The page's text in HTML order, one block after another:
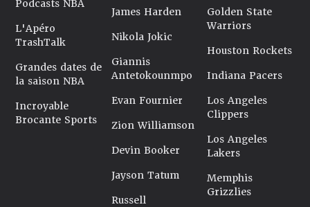
Podcasts NBA
L'Apéro
TrashTalk
Grandes dates de
la saison NBA
Incroyable
Brocante Sports
James Harden
Nikola Jokic
Giannis
Antetokounmpo
Evan Fournier
Zion Williamson
Devin Booker
Jayson Tatum
Russell
Golden State
Warriors
Houston Rockets
Indiana Pacers
Los Angeles
Clippers
Los Angeles
Lakers
Memphis
Grizzlies